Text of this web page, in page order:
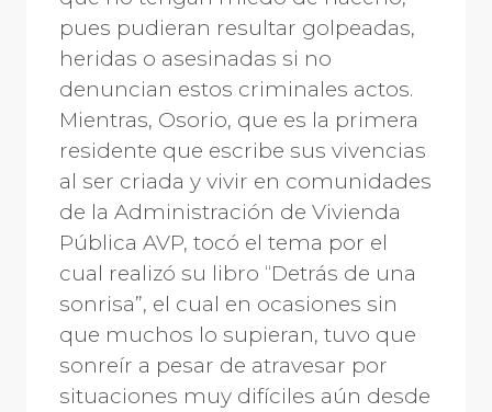
pues pudieran resultar golpeadas,
heridas o asesinadas si no
denuncian estos criminales actos.
Mientras, Osorio, que es la primera
residente que escribe sus vivencias
al ser criada y vivir en comunidades
de la Administración de Vivienda
Pública AVP, tocó el tema por el
cual realizó su libro “Detrás de una
sonrisa”, el cual en ocasiones sin
que muchos lo supieran, tuvo que
sonreír a pesar de atravesar por
situaciones muy difíciles aún desde